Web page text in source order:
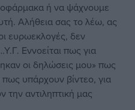
ή να ψάχνουμε
Αλήθεια σας το λέω, ας
ευρωεκλογές, δεν
Εννοείται πως για
οι δηλώσεις μου» πως
υπάρχουν βίντεο, για
αντιληπτική μας